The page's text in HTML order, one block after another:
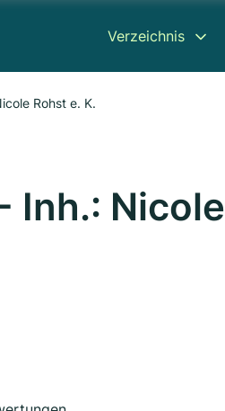
Verzeichnis
Rohst e. K.
Inh.: Nicole